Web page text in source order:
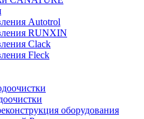
Autotrol
RUNXIN
Clack
Fleck
оборудования